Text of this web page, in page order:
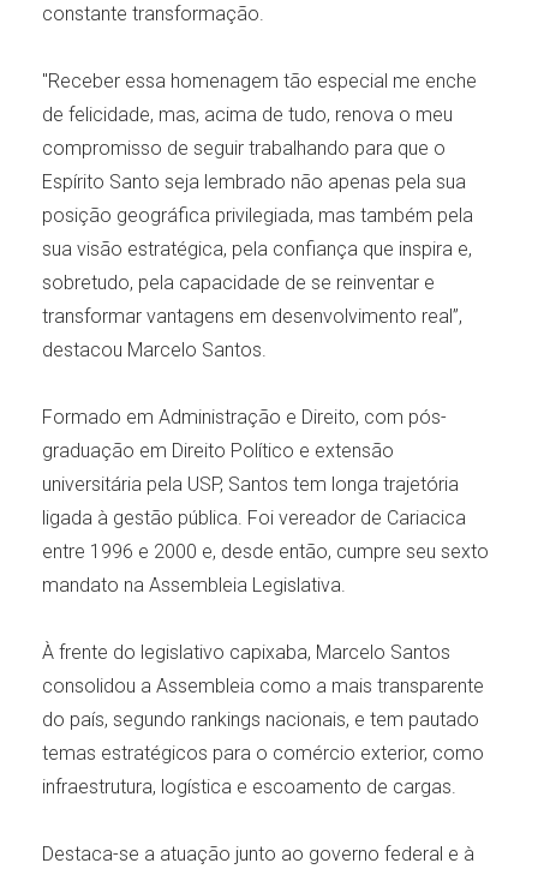
constante transformação.
"Receber essa homenagem tão especial me enche
de felicidade, mas, acima de tudo, renova o meu
compromisso de seguir trabalhando para que o
Espírito Santo seja lembrado não apenas pela sua
posição geográfica privilegiada, mas também pela
sua visão estratégica, pela confiança que inspira e,
sobretudo, pela capacidade de se reinventar e
transformar vantagens em desenvolvimento real”,
destacou Marcelo Santos.
Formado em Administração e Direito, com pós-
graduação em Direito Político e extensão
universitária pela USP, Santos tem longa trajetória
ligada à gestão pública. Foi vereador de Cariacica
entre 1996 e 2000 e, desde então, cumpre seu sexto
mandato na Assembleia Legislativa.
À frente do legislativo capixaba, Marcelo Santos
consolidou a Assembleia como a mais transparente
do país, segundo rankings nacionais, e tem pautado
temas estratégicos para o comércio exterior, como
infraestrutura, logística e escoamento de cargas.
Destaca-se a atuação junto ao governo federal e à